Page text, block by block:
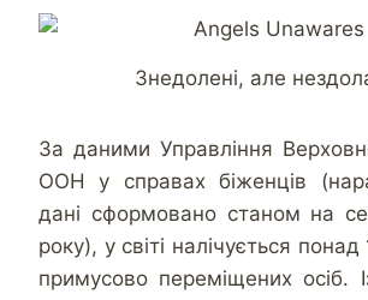
Знедолені, але
За даними Управління
ООН у справах біженців
дані сформовано станом на
року), у світі налічується понад
примусово переміщених осіб.